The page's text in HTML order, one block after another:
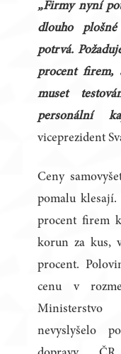
„Firmy nyní
dlouho
potrvá.
procent firem,
muset
personální
viceprezident
Ceny
pomalu klesají.
procent firem
korun za kus,
procent.
cenu v
Ministerstvo
nevyslyšelo